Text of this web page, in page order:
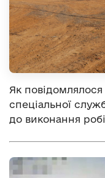
Як
спеціальної
до виконання